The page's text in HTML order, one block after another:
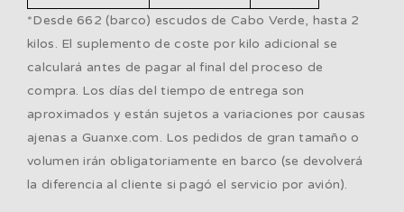
*Desde 662 (barco) escudos de Cabo Verde, hasta 2
kilos. El suplemento de coste por kilo adicional se
calculará antes de pagar al final del proceso de
compra. Los días del tiempo de entrega son
aproximados y están sujetos a variaciones por causas
ajenas a Guanxe.com. Los pedidos de gran tamaño o
volumen irán obligatoriamente en barco (se devolverá
la diferencia al cliente si pagó el servicio por avión).